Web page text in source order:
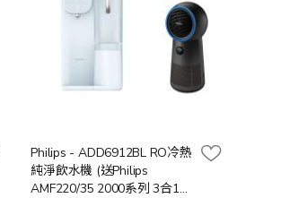
Philips - ADD6912BL RO冷熱
純淨飲水機 (送Philips
AMF220/35 2000系列 3合1風